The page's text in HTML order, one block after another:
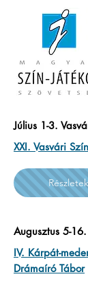
Július 1-3.
XXI. Vasvári
Részletek
Augusztus 5-
IV. Kárpát-
Drámaíró Tábor